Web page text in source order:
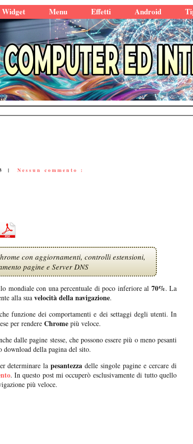
Widget Menu Effetti Android
| Nessun commento :
con aggiornamenti, controlli estensioni,
pagine e Server DNS
mondiale con una percentuale di poco inferiore al 70%. La
alla sua velocità della navigazione.
funzione dei comportamenti e dei settaggi degli utenti. In
per rendere Chrome più veloce.
dalle pagine stesse, che possono essere più o meno pesanti
download della pagina del sito.
determinare lapesantezza delle singole pagine e cercare di
. In questo post mi occuperò esclusivamente di tutto quello
più veloce.